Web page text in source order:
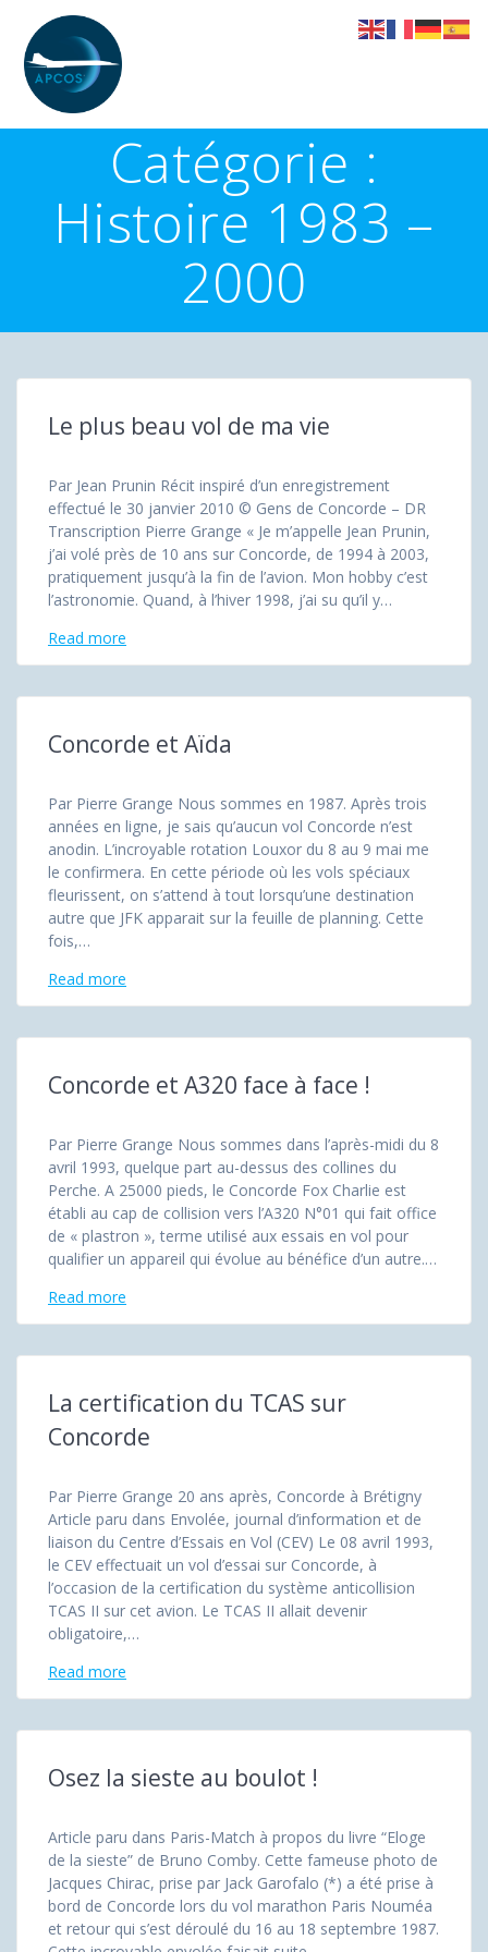
Catégorie :
Histoire 1983 –
2000
Le plus beau vol de ma vie
Par Jean Prunin Récit inspiré d’un enregistrement
effectué le 30 janvier 2010 © Gens de Concorde – DR
Transcription Pierre Grange « Je m’appelle Jean Prunin,
j’ai volé près de 10 ans sur Concorde, de 1994 à 2003,
pratiquement jusqu’à la fin de l’avion. Mon hobby c’est
l’astronomie. Quand, à l’hiver 1998, j’ai su qu’il y…
Read more
Concorde et Aïda
Par Pierre Grange Nous sommes en 1987. Après trois
années en ligne, je sais qu’aucun vol Concorde n’est
anodin. L’incroyable rotation Louxor du 8 au 9 mai me
le confirmera. En cette période où les vols spéciaux
fleurissent, on s’attend à tout lorsqu’une destination
autre que JFK apparait sur la feuille de planning. Cette
fois,…
Read more
Concorde et A320 face à face !
Par Pierre Grange Nous sommes dans l’après-midi du 8
avril 1993, quelque part au-dessus des collines du
Perche. A 25000 pieds, le Concorde Fox Charlie est
établi au cap de collision vers l’A320 N°01 qui fait office
de « plastron », terme utilisé aux essais en vol pour
qualifier un appareil qui évolue au bénéfice d’un autre.…
Read more
La certification du TCAS sur
Concorde
Par Pierre Grange 20 ans après, Concorde à Brétigny
Article paru dans Envolée, journal d’information et de
liaison du Centre d’Essais en Vol (CEV) Le 08 avril 1993,
le CEV effectuait un vol d’essai sur Concorde, à
l’occasion de la certification du système anticollision
TCAS II sur cet avion. Le TCAS II allait devenir
obligatoire,…
Read more
Osez la sieste au boulot !
Article paru dans Paris-Match à propos du livre “Eloge
de la sieste” de Bruno Comby. Cette fameuse photo de
Jacques Chirac, prise par Jack Garofalo (*) a été prise à
bord de Concorde lors du vol marathon Paris Nouméa
et retour qui s’est déroulé du 16 au 18 septembre 1987.